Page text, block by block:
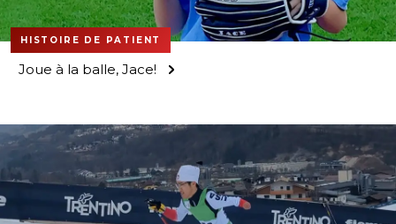
HISTOIRE DE PATIENT
Joue à la balle, Jace!